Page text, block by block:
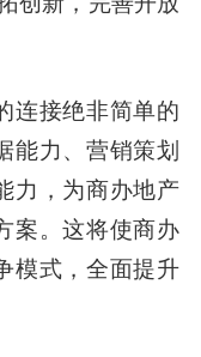
接绝非简单的
能力、营销策划
力，为商办地产
案。这将使商办
模式，全面提升